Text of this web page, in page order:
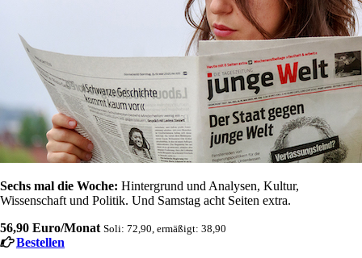
Sechs mal die Woche: Hintergrund und Analysen, Kultur,
Wissenschaft und Politik. Und Samstag acht Seiten extra.
56,90 Euro/Monat Soli: 72,90, ermäßigt: 38,90
Bestellen